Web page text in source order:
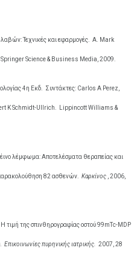
Τεχνικές και εφαρμογές. Α. Mark
Springer Science & Business Media, 2009.
4η Εκδ. Συντάκτες: Carlos A Perez,
K Schmidt-Ullrich. Lippincott Williams &
λέμφωμα: Αποτελέσματα θεραπείας και
82 ασθενών. Καρκίνος , 2006,
Η τιμή της σπινθηρογραφίας οστού 99mTc-MDP
Επικοινωνίες πυρηνικής ιατρικής. 2007, 28